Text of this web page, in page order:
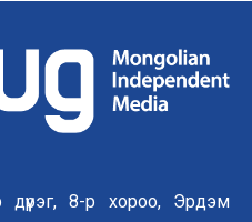
дүүрэг, 8-р хороо, Эрдэм